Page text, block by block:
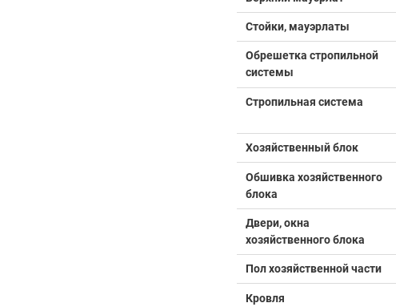
Стойки, мауэрлаты
Обрешетка стропильной
системы
Стропильная система
Хозяйственный блок
Обшивка хозяйственного
блока
Двери, окна
хозяйственного блока
Пол хозяйственной части
Кровля